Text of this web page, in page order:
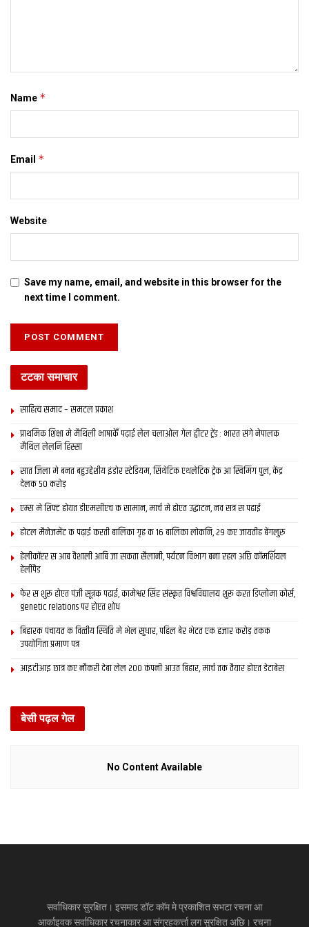
Name *
Email *
Website
Save my name, email, and website in this browser for the
next time I comment.
टटका समाचार
साहित्य समाद – समटल प्रकाश
प्राथमिक शि‍क्षा मे मैथि‍ली भाषाकेँ पढ़ाई लेल चलाओल गेल ट्वीटर ट्रेंड : भारत संगे नेपालक
मैथिल लेलनि हिस्सा
सात जिला मे बनत बहुउद्देशीय इंडोर स्‍टेडि‍यम, सिंथेटिक एथलेटिक ट्रेक आ स्विमिंग पुल, केंद्र
देलक 50 करोड़
एम्स मे शिफ्ट होयत डीएमसीएच क सामान, मार्च मे होएत उद्घाटन, नव सत्र स पढाई
होटल मैनेजमेंट क पढ़ाई करती बालिका गृह क 16 बालिका लोकनि, 29 कए जायतीह बेंगलुरु
हेलीकॉप्टर स आब वैशाली आबि जा सकता सैलानी, पर्यटन विभाग बना रहल अछि कॉमर्शियल
हेलीपैड
फेर स शुरू होएत पंजी सूत्रक पढाई, कामेश्वर सिंह संस्कृत विश्वविद्यालय शुरू करत डिप्लोमा कोर्स,
genetic relations पर होएत शोध
बिहारक पंचायत क वित्‍तीय स्थिति मे भेल सुधार, पहिल बेर भेटत एक हजार करोड़ तकक
उपयोगिता प्रमाण पत्र
आइटीआइ छात्र कए नौकरी देबा लेल 200 कंपनी आउत बिहार, मार्च तक तैयार होएत डेटाबेस
बेसी पढ़ल गेल
No Content Available
सर्वाधिकार सुरक्षित। इसमाद डॉट कॉम मे प्रकाशित सभटा रचना आ
आर्काइवक सर्वाधिकार रचनाकार आ संग्रहकर्त्ता लग सुरक्षित अछि। रचना